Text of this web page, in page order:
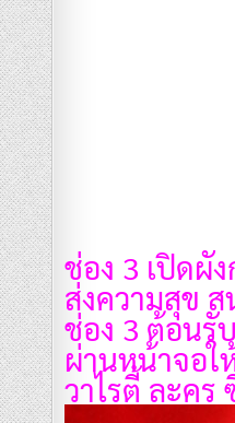
ช่อง 3 เปิดผั
ส่งความสุข
ช่อง 3 ต้อนรั
ผ่านหน้าจอใ
วาไรตี้ ละค